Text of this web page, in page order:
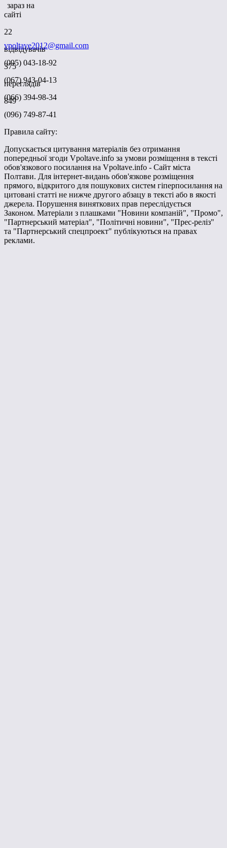
зараз на
сайті
22
відвідувачів
375
переглядів
849
vpoltave2012@gmail.com
(095) 043-18-92
(067) 943-04-13
(066) 394-98-34
(096) 749-87-41
Правила сайту:
Допускається цитування матеріалів без отримання
попередньої згоди Vpoltave.info за умови розміщення в тексті
обов'язкового посилання на Vpoltave.info - Сайт міста
Полтави. Для інтернет-видань обов'язкове розміщення
прямого, відкритого для пошукових систем гіперпосилання на
цитовані статті не нижче другого абзацу в тексті або в якості
джерела. Порушення виняткових прав переслідується
Законом. Матеріали з плашками "Новини компаній", "Промо",
"Партнерський матеріал", "Політичні новини", "Прес-реліз"
та "Партнерський спецпроект" публікуються на правах
реклами.